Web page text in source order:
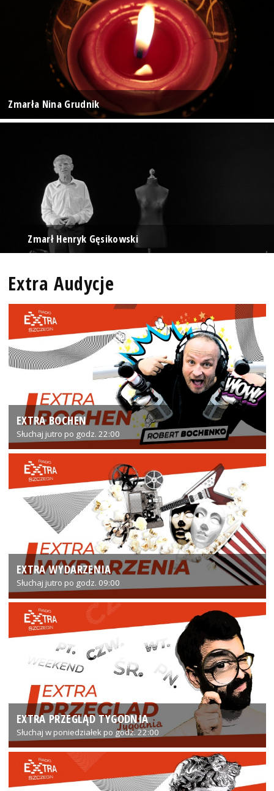
Zmarła Nina Grudnik
Zmarł Henryk Gęsikowski
Extra Audycje
EXTRA BOCHEN
Słuchaj jutro po godz. 22:00
EXTRA WYDARZENIA
Słuchaj jutro po godz. 09:00
EXTRA PRZEGLĄD TYGODNIA
Słuchaj w poniedziałek po godz. 22:00